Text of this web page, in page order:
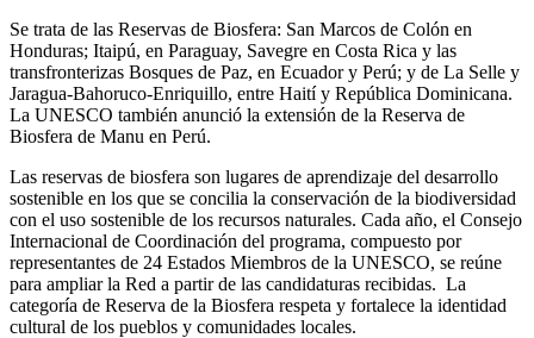
Se trata de las Reservas de Biosfera: San Marcos de Colón en
Honduras; Itaipú, en Paraguay, Savegre en Costa Rica y las
transfronterizas Bosques de Paz, en Ecuador y Perú; y de La Selle y
Jaragua-Bahoruco-Enriquillo, entre Haití y República Dominicana.
La UNESCO también anunció la extensión de la Reserva de
Biosfera de Manu en Perú.
Las reservas de biosfera son lugares de aprendizaje del desarrollo
sostenible en los que se concilia la conservación de la biodiversidad
con el uso sostenible de los recursos naturales. Cada año, el Consejo
Internacional de Coordinación del programa, compuesto por
representantes de 24 Estados Miembros de la UNESCO, se reúne
para ampliar la Red a partir de las candidaturas recibidas. La
categoría de Reserva de la Biosfera respeta y fortalece la identidad
cultural de los pueblos y comunidades locales.